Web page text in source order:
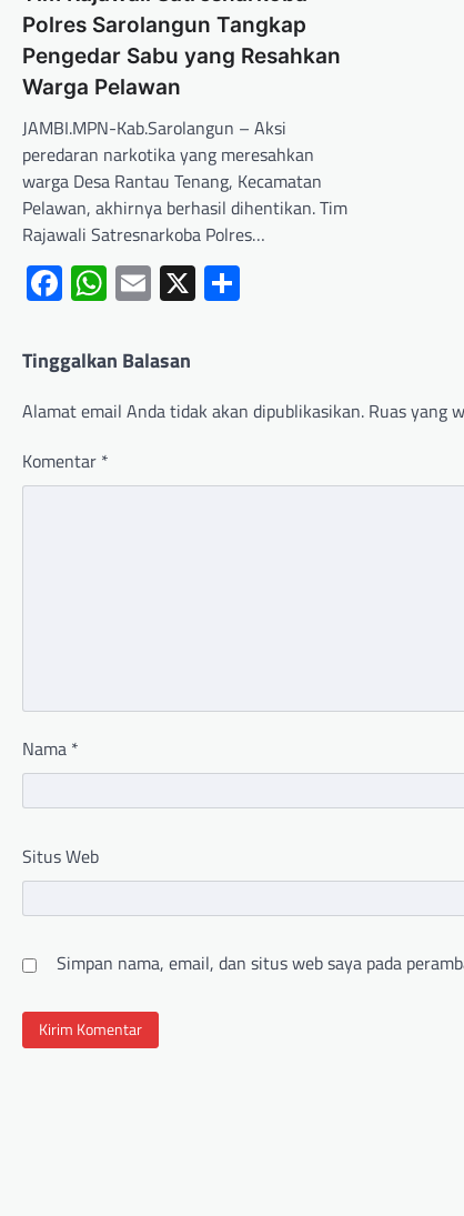
Polres Sarolangun Tangkap
Pengedar Sabu yang Resahkan
Warga Pelawan
JAMBI.MPN-Kab.Sarolangun – Aksi
peredaran narkotika yang meresahkan
warga Desa Rantau Tenang, Kecamatan
Pelawan, akhirnya berhasil dihentikan. Tim
Rajawali Satresnarkoba Polres…
Facebook
WhatsApp
Email
X
Tinggalkan Balasan
Alamat email Anda tidak akan dipublikasikan. Ruas yang
Komentar *
Nama *
Situs Web
Simpan nama, email, dan situs web saya pada